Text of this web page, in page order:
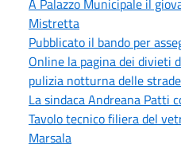
Mistretta
Pubblicato il bando per
Online la pagina dei divieti
pulizia notturna delle strade
La sindaca Andreana Patti
Tavolo tecnico filiera del
Marsala